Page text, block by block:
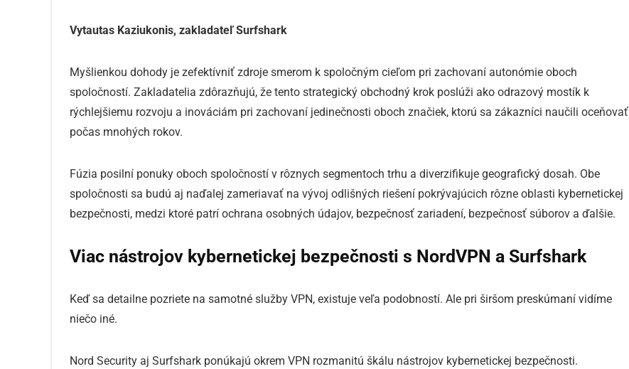
Vytautas Kaziukonis, zakladateľ Surfshark
Myšlienkou dohody je zefektívniť zdroje smerom k spoločným cieľom pri zachovaní autonómie oboch
spoločností. Zakladatelia zdôrazňujú, že tento strategický obchodný krok poslúži ako odrazový mostík k
rýchlejšiemu rozvoju a inováciám pri zachovaní jedinečnosti oboch značiek, ktorú sa zákazníci naučili oceňovať
počas mnohých rokov.
Fúzia posilní ponuky oboch spoločností v rôznych segmentoch trhu a diverzifikuje geografický dosah. Obe
spoločnosti sa budú aj naďalej zameriavať na vývoj odlišných riešení pokrývajúcich rôzne oblasti kybernetickej
bezpečnosti, medzi ktoré patrí ochrana osobných údajov, bezpečnosť zariadení, bezpečnosť súborov a ďalšie.
Viac nástrojov kybernetickej bezpečnosti s NordVPN a Surfshark
Keď sa detailne pozriete na samotné služby VPN, existuje veľa podobností. Ale pri širšom preskúmaní vidíme
niečo iné.
Nord Security aj Surfshark ponúkajú okrem VPN rozmanitú škálu nástrojov kybernetickej bezpečnosti.